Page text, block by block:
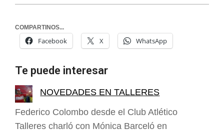
COMPARTINOS...
Facebook X WhatsApp
Te puede interesar
NOVEDADES EN TALLERES
Federico Colombo desde el Club Atlético
Talleres charló con Mónica Barceló en